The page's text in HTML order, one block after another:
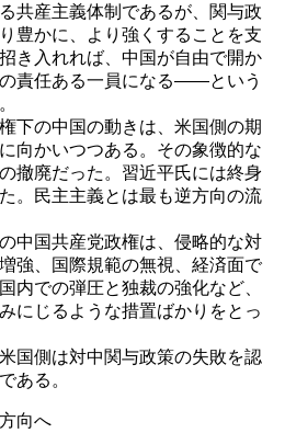
共産主義体制であるが、関与政
豊かに、より強くすることを支
き入れれば、中国が自由で開か
責任ある一員になる――という
下の中国の動きは、米国側の期
向かいつつある。その象徴的な
撤廃だった。習近平氏には終身
。民主主義とは最も逆方向の流
中国共産党政権は、侵略的な対
強、国際規範の無視、経済面で
内での弾圧と独裁の強化など、
にじるような措置ばかりをとっ
国側は対中関与政策の失敗を認
ある。
向へ